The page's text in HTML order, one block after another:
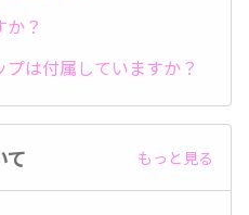
？
は付属していますか？
もっと見る